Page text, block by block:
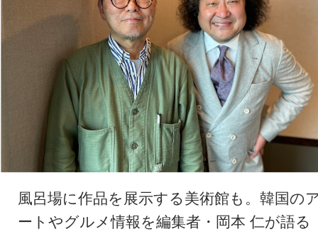
風呂場に作品を展示する美術館も。韓国の
ートやグルメ情報を編集者・岡本 仁が語る